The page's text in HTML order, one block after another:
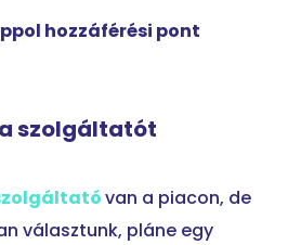
hozzáférési pont
szolgáltatót
van a piacon, de
választunk, pláne egy